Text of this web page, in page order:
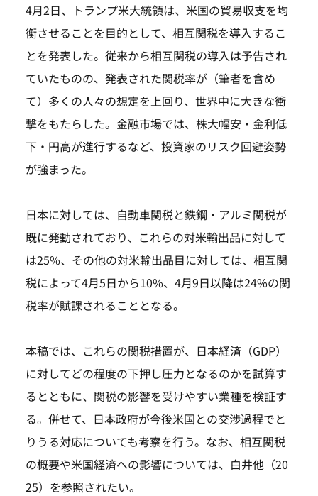
4月2日、トランプ米大統領は、米国の貿易収支を均
衡させることを目的として、相互関税を導入するこ
とを発表した。従来から相互関税の導入は予告され
ていたものの、発表された関税率が（筆者を含め
て）多くの人々の想定を上回り、世界中に大きな衝
撃をもたらした。金融市場では、株大幅安・金利低
下・円高が進行するなど、投資家のリスク回避姿勢
が強まった。
日本に対しては、自動車関税と鉄鋼・アルミ関税が
既に発動されており、これらの対米輸出品に対して
は25%、その他の対米輸出品目に対しては、相互関
税によって4月5日から10%、4月9日以降は24%の関
税率が賦課されることとなる。
本稿では、これらの関税措置が、日本経済（GDP）
に対してどの程度の下押し圧力となるのかを試算す
るとともに、関税の影響を受けやすい業種を検証す
る。併せて、日本政府が今後米国との交渉過程でと
りうる対応についても考察を行う。なお、相互関税
の概要や米国経済への影響については、白井他（20
25）を参照されたい。